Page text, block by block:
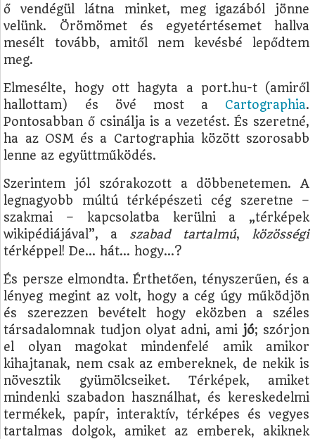
ő vendégül látna minket, meg igazából jönne
velünk. Örömömet és egyetértésemet hallva
mesélt tovább, amitől nem kevésbé lepődtem
meg.
Elmesélte, hogy ott hagyta a port.hu-t (amiről
hallottam) és övé most a Cartographia.
Pontosabban ő csinálja is a vezetést. És szeretné,
ha az OSM és a Cartographia között szorosabb
lenne az együttműködés.
Szerintem jól szórakozott a döbbenetemen. A
legnagyobb múltú térképészeti cég szeretne –
szakmai – kapcsolatba kerülni a „térképek
wikipédiájával”, a szabad tartalmú, közösségi
térképpel! De… hát… hogy…?
És persze elmondta. Érthetően, tényszerűen, és a
lényeg megint az volt, hogy a cég úgy működjön
és szerezzen bevételt hogy eközben a széles
társadalomnak tudjon olyat adni, ami jó; szórjon
el olyan magokat mindenfelé amik amikor
kihajtanak, nem csak az embereknek, de nekik is
növesztik gyümölcseiket. Térképek, amiket
mindenki szabadon használhat, és kereskedelmi
termékek, papír, interaktív, térképes és vegyes
tartalmas dolgok, amiket az emberek, akiknek